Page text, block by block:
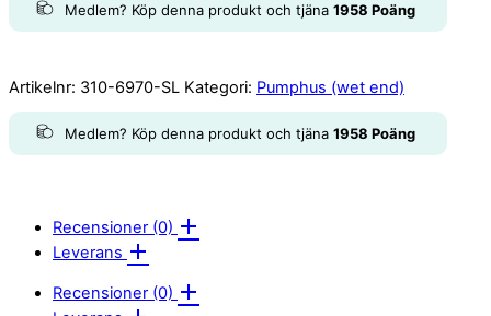
Medlem? Köp denna produkt och tjäna 1958 Poäng
Artikelnr: 310-6970-SL Kategori: Pumphus (wet end)
Medlem? Köp denna produkt och tjäna 1958 Poäng
Recensioner (0)
Leverans
Recensioner (0)